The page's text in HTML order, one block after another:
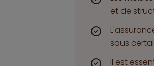
et de
sous
Il est